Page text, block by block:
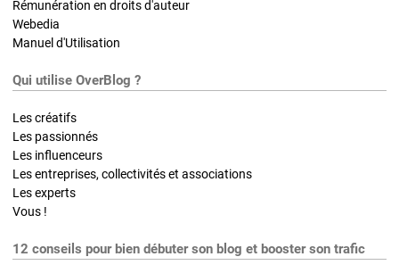
Rémunération en droits d'auteur
Webedia
Manuel d'Utilisation
Qui utilise OverBlog ?
Les créatifs
Les passionnés
Les influenceurs
Les entreprises, collectivités et associations
Les experts
Vous !
12 conseils pour bien débuter son blog et booster son trafic